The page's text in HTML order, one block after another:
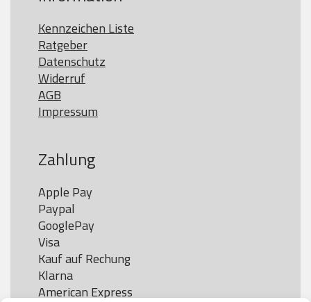
Kennzeichen Liste
Ratgeber
Datenschutz
Widerruf
AGB
Impressum
Zahlung
Apple Pay
Paypal
GooglePay
Visa
Kauf auf Rechung
Klarna
American Express